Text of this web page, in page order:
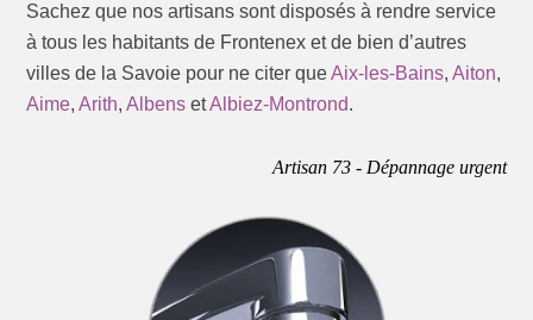
Sachez que nos artisans sont disposés à rendre service
à tous les habitants de Frontenex et de bien d’autres
villes de la Savoie pour ne citer queAix-les-Bains,Aiton,
Aime,Arith,Albens etAlbiez-Montrond.
Artisan 73 - Dépannage urgent